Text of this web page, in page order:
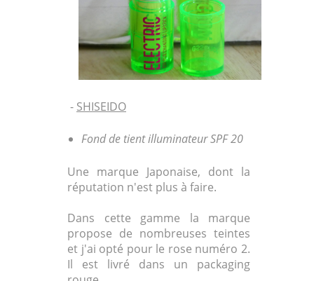
- SHISEIDO
Fond de tient illuminateur SPF 20
Une marque Japonaise, dont la
réputation n'est plus à faire.
Dans cette gamme la marque
propose de nombreuses teintes
et j'ai opté pour le rose numéro 2.
Il est livré dans un packaging